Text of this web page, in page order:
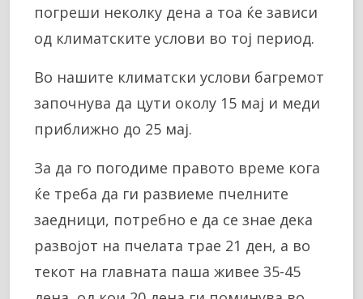
погреши неколку дена а тоа ќе зависи
од климатските услови во тој период.
Во нашите климатски услови багремот
започнува да цути околу 15 мај и меди
приближно до 25 мај.
За да го погодиме правото време кога
ќе треба да ги развиеме пчелните
заедници, потребно е да се знае дека
развојот на пчелата трае 21 ден, а во
текот на главната паша живее 35-45